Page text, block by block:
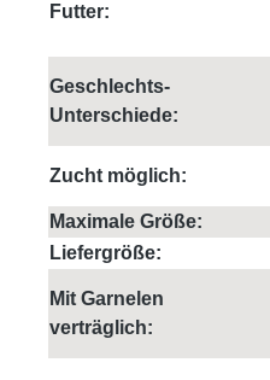
Futter:
Geschlechts-
Unterschiede:
Zucht möglich:
Maximale Größe:
Liefergröße:
Mit Garnelen
verträglich: